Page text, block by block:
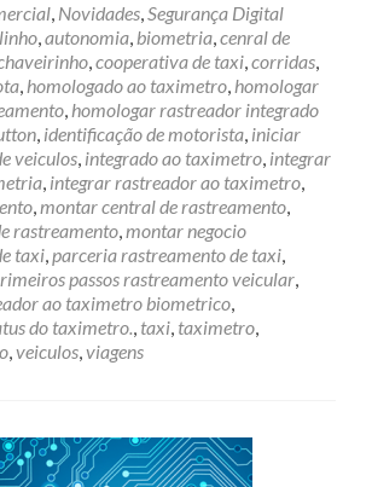
, Novidades,Segurança Digital
,autonomia, biometria,cenral de
,cooperativa de taxi,corridas,
, homologado ao taximetro, homologar
, homologar rastreador integrado
, identificação de motorista, iniciar
veiculos, integrado ao taximetro, integrar
, integrar rastreador ao taximetro,
,montar central de rastreamento,
rastreamento,montar negocio
taxi,parceria rastreamento de taxi,
passos rastreamento veicular,
ao taximetro biometrico,
do taximetro., taxi, taximetro,
,veiculos,viagens